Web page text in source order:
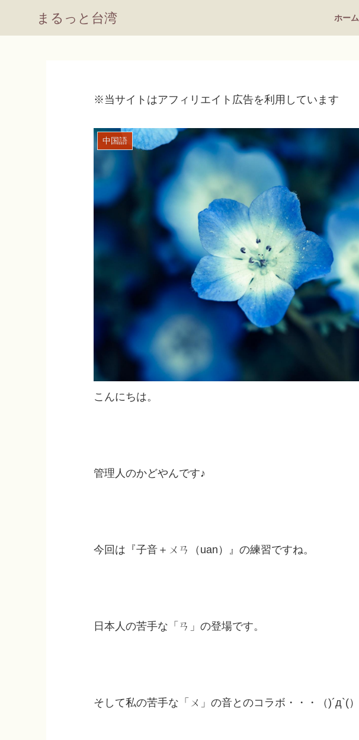
まるっと台湾 ホーム
※当サイトはアフィリエイト広告を利用しています
中国語
こんにちは。
管理人のかどやんです♪
今回は『子音＋ㄨㄢ（uan）』の練習ですね。
日本人の苦手な「ㄢ」の登場です。
そして私の苦手な「ㄨ」の音とのコラボ・・・（)´д`(）